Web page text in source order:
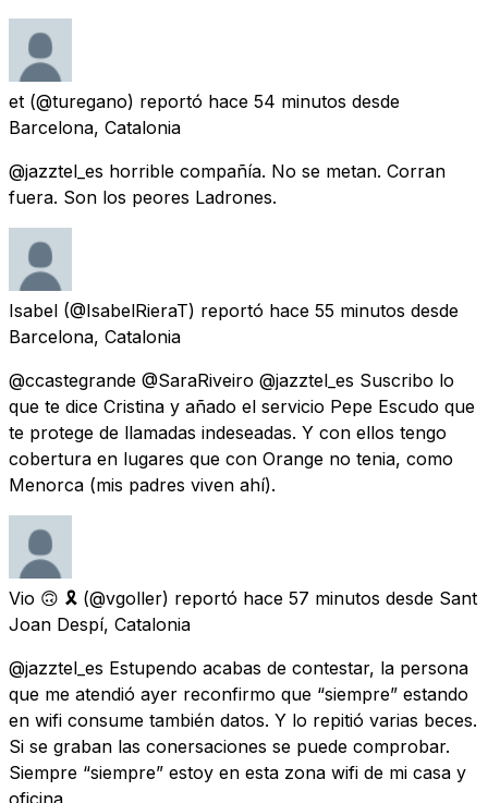
et (@turegano) reportó hace 54 minutos desde
Barcelona, Catalonia
@jazztel_es horrible compañía. No se metan. Corran
fuera. Son los peores Ladrones.
Isabel (@IsabelRieraT) reportó hace 55 minutos desde
Barcelona, Catalonia
@ccastegrande @SaraRiveiro @jazztel_es Suscribo lo
que te dice Cristina y añado el servicio Pepe Escudo que
te protege de llamadas indeseadas. Y con ellos tengo
cobertura en lugares que con Orange no tenia, como
Menorca (mis padres viven ahí).
Vio 🙃 🎗 (@vgoller) reportó hace 57 minutos desde Sant
Joan Despí, Catalonia
@jazztel_es Estupendo acabas de contestar, la persona
que me atendió ayer reconfirmo que “siempre” estando
en wifi consume también datos. Y lo repitió varias beces.
Si se graban las conersaciones se puede comprobar.
Siempre “siempre” estoy en esta zona wifi de mi casa y
oficina